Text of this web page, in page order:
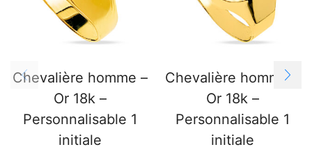
Chevalière homme –
Or 18k –
Personnalisable 1
initiale
Chevalière homme –
Or 18k –
Personnalisable 1
initiale